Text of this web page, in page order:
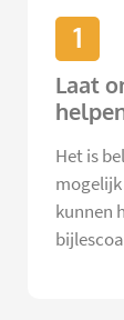
1
Laat
Het is
kunnen